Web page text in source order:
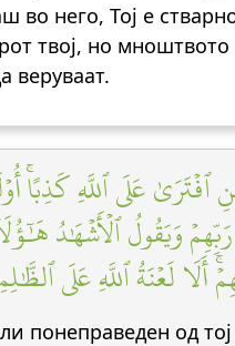
во него, Тој е
твој, но мноштвото
веруваат.
ٱفۡتَرَىٰ عَلَى ٱللَّهِ كَذِبًاۚ
وَيَقُولُ ٱلۡأَشۡهَٰدُ
أَلَا لَعۡنَةُ ٱللَّهِ عَلَى
понеправеден од